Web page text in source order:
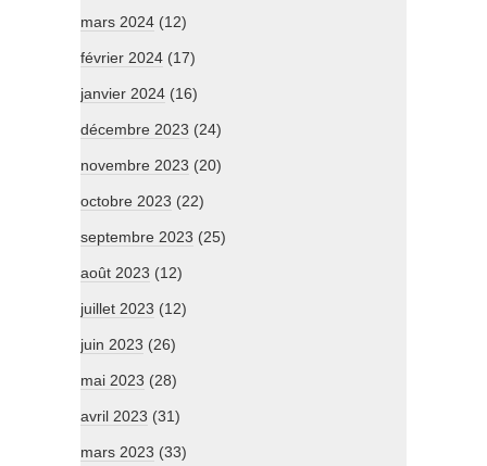
mars 2024 (12)
février 2024 (17)
janvier 2024 (16)
décembre 2023 (24)
novembre 2023 (20)
octobre 2023 (22)
septembre 2023 (25)
août 2023 (12)
juillet 2023 (12)
juin 2023 (26)
mai 2023 (28)
avril 2023 (31)
mars 2023 (33)